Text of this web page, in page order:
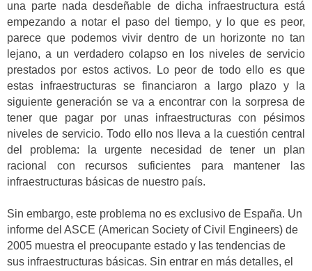
una parte nada desdeñable de dicha infraestructura está
empezando a notar el paso del tiempo, y lo que es peor,
parece que podemos vivir dentro de un horizonte no tan
lejano, a un verdadero colapso en los niveles de servicio
prestados por estos activos. Lo peor de todo ello es que
estas infraestructuras se financiaron a largo plazo y la
siguiente generación se va a encontrar con la sorpresa de
tener que pagar por unas infraestructuras con pésimos
niveles de servicio. Todo ello nos lleva a la cuestión central
del problema: la urgente necesidad de tener un plan
racional con recursos suficientes para mantener las
infraestructuras básicas de nuestro país.
Sin embargo, este problema no es exclusivo de España. Un
informe del ASCE (American Society of Civil Engineers) de
2005 muestra el preocupante estado y las tendencias de
sus infraestructuras básicas. Sin entrar en más detalles, el